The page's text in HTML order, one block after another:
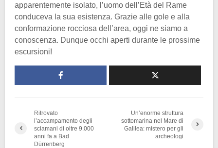
apparentemente isolato, l’uomo dell’Età del Rame
conduceva la sua esistenza. Grazie alle gole e alla
conformazione rocciosa dell’area, oggi ne siamo a
conoscenza. Dunque occhi aperti durante le prossime
escursioni!
Ritrovato
l’accampamento degli
sciamani di oltre 9.000
anni fa a Bad
Dürrenberg
Un’enorme struttura
sottomarina nel Mare di
Galilea: mistero per gli
archeologi